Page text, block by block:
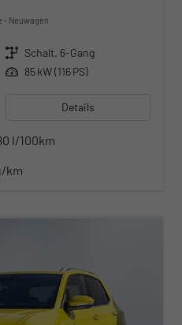
Neuwagen
Getriebe Schalt. 6-Gang
Leistung 85 kW (116 PS)
Details
l/100km
km